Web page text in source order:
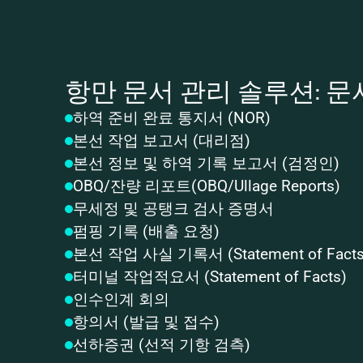
항만 문서 관리 솔루션: 문
하역 준비 완료 통지서 (NOR)
본선 작업 보고서 (대리점)
본선 정보 및 하역 기록 보고서 (검정인)
OBQ/잔량 리포트(OBQ/Ullage Reports)
무세정 및 공탱크 검사 증명서
펌핑 기록 (배출 요청)
본선 작업 사실 기록서 (Statement of
터미널 작업적요서 (Statement of Facts)
인수인계 회의
항의서 (발급 및 접수)
선하증권 (선적 기항 검측)